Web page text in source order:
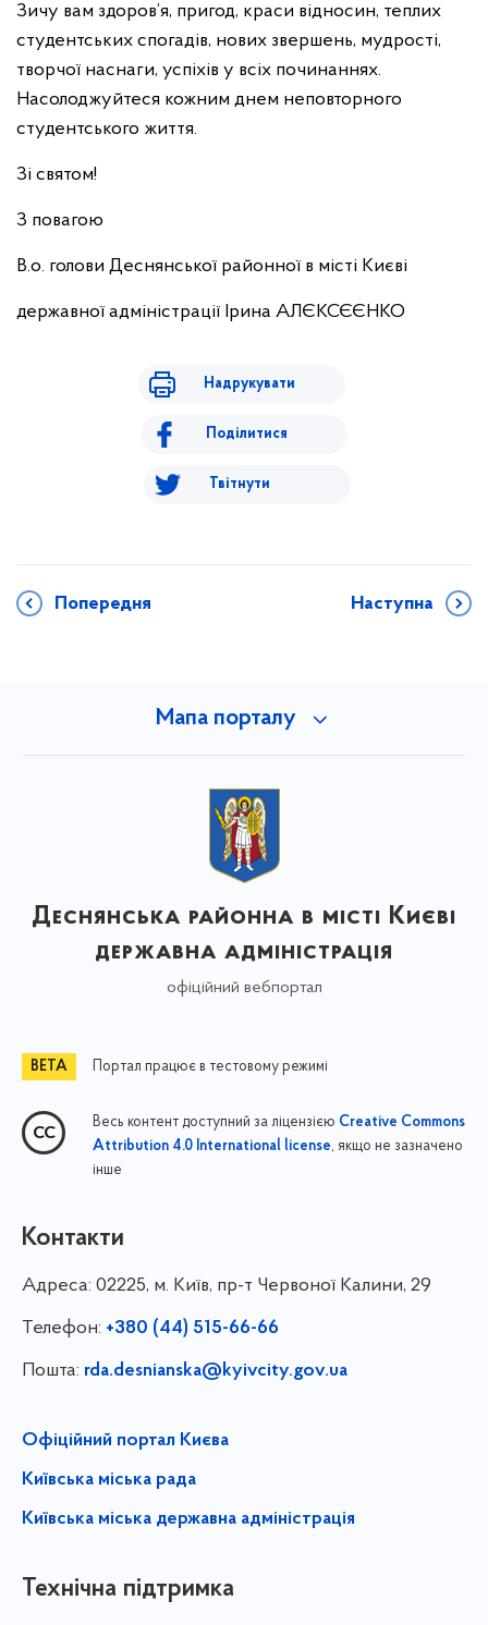
Зичу вам здоров’я, пригод, краси відносин, теплих
студентських спогадів, нових звершень, мудрості,
творчої наснаги, успіхів у всіх починаннях.
Насолоджуйтеся кожним днем неповторного
студентського життя.
Зі святом!
З повагою
В.о. голови Деснянської районної в місті Києві
державної адміністрації Ірина АЛЄКСЄЄНКО
Надрукувати
Поділитися
Твітнути
Попередня Наступна
Мапа порталу
Деснянська районна в місті Києві
державна адміністрація
офіційний вебпортал
Портал працює в тестовому режимі
Весь контент доступний за ліцензією Creative Commons
Attribution 4.0 International license, якщо не зазначено
інше
Контакти
Адреса: 02225, м. Київ, пр-т Червоної Калини, 29
Телефон: +380 (44) 515-66-66
Пошта: rda.desnianska@kyivcity.gov.ua
Офіційний портал Києва
Київська міська рада
Київська міська державна адміністрація
Технічна підтримка